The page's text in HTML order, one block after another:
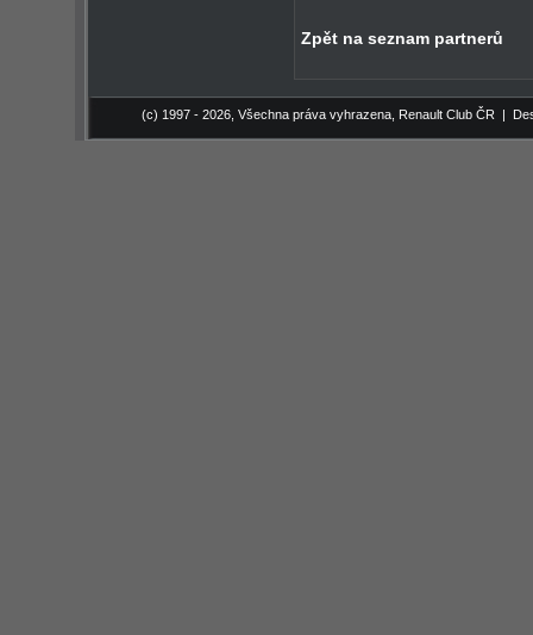
Zpět na seznam partnerů
(c) 1997 - 2026, Všechna práva vyhrazena, Renault Club ČR |